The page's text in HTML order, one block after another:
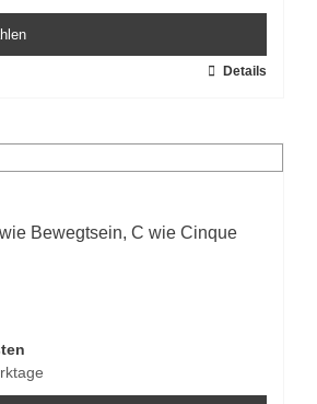
Details
Bewegtsein, C wie Cinque